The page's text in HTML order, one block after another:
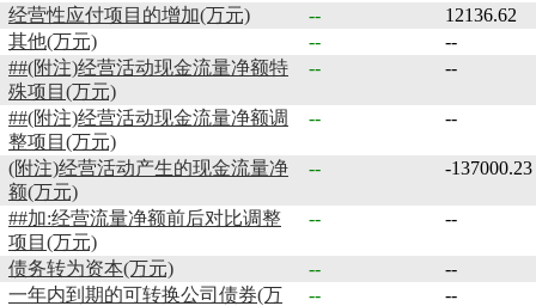
经营性应付项目的增加(万元)
--
12136.62
其他(万元)
--
--
##(附注)经营活动现金流量净额特
殊项目(万元)
-- --
##(附注)经营活动现金流量净额调
整项目(万元)
-- --
(附注)经营活动产生的现金流量净
额(万元)
-- -137000.23
##加:经营流量净额前后对比调整
项目(万元)
-- --
债务转为资本(万元) --
--
一年内到期的可转换公司债券(万
-- --